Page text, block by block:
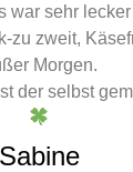
war sehr
zu zweit,
Morgen.
der selbst
Sabine